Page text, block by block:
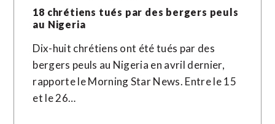
18 chrétiens tués par des bergers peuls
au Nigeria
Dix-huit chrétiens ont été tués par des
bergers peuls au Nigeria en avril dernier,
rapporte le Morning Star News. Entre le 15
et le 26…